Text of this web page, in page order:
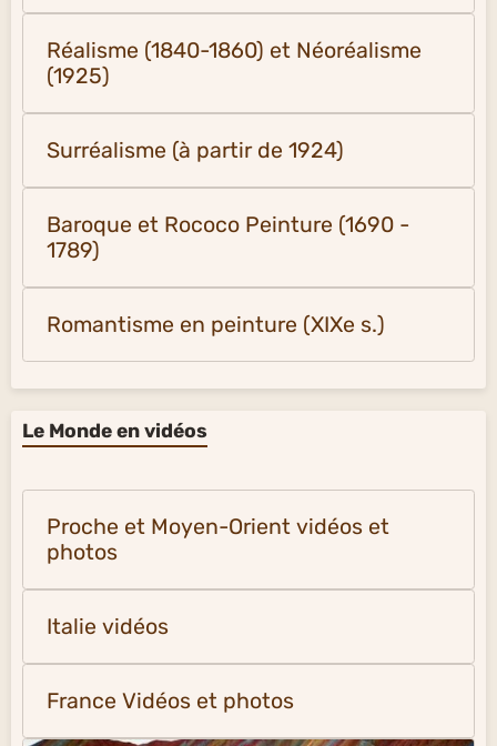
Réalisme (1840-1860) et Néoréalisme
(1925)
Surréalisme (à partir de 1924)
Baroque et Rococo Peinture (1690 -
1789)
Romantisme en peinture (XIXe s.)
Le Monde en vidéos
Proche et Moyen-Orient vidéos et
photos
Italie vidéos
France Vidéos et photos